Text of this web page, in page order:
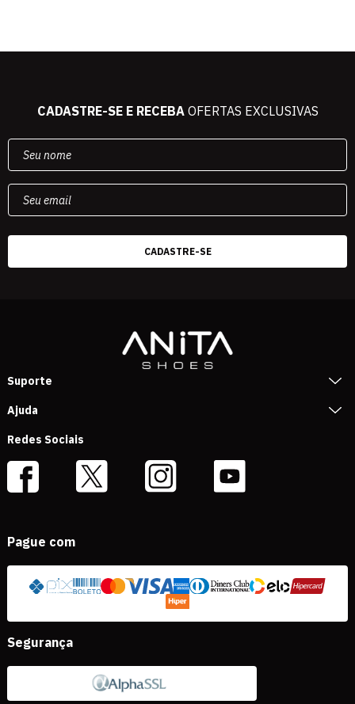
CADASTRE-SE E RECEBAOFERTAS EXCLUSIVAS
Suporte
Ajuda
Redes Sociais
Pague com
Segurança